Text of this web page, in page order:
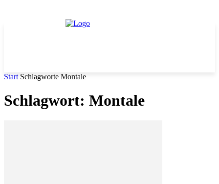
Start Schlagworte Montale
Schlagwort: Montale